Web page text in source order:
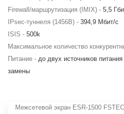
Firewall/маршрутизация (IMIX) - 5,5
IPsec-туннеля (1456В) - 394,9 Мбит/c
ISIS - 500k
Максимальное количество
Питание - до двух источников
замены
Межсетевой экран ESR-1500